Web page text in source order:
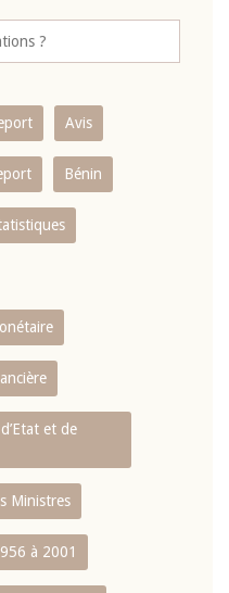
Avis
Bénin
et de
Ministres
à 2001